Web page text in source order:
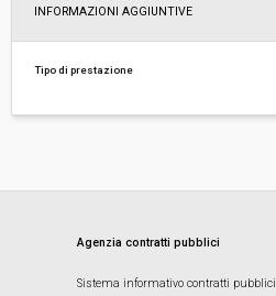
INFORMAZIONI AGGIUNTIVE
Tipo di prestazione
Agenzia contratti pubblici
Sistema informativo contratti pubblici